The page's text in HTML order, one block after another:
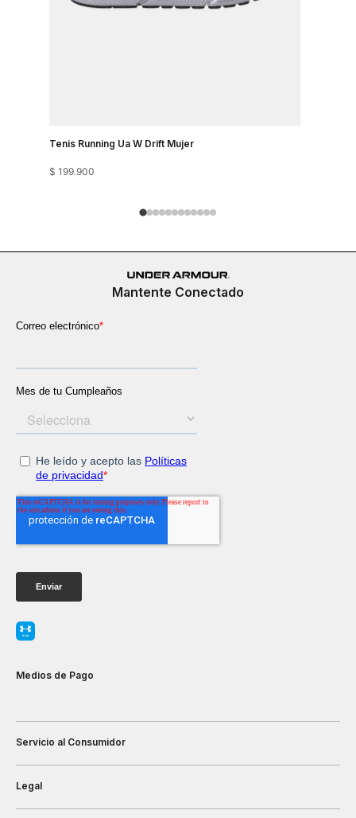
Tenis Running Ua W Drift Mujer
$ 199.900
Mantente Conectado
Medios de Pago
Servicio al Consumidor
Legal